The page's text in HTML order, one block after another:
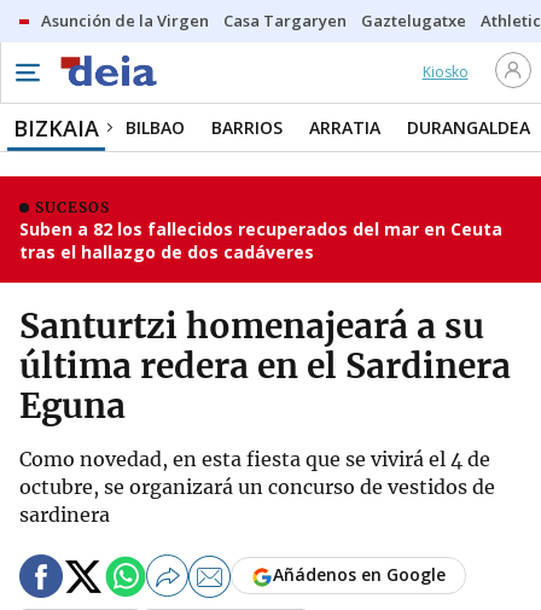
Asunción de la Virgen Casa Targaryen Gaztelugatxe Athletic
Kiosko
BIZKAIA BILBAO BARRIOS ARRATIA DURANGALDEA
SUCESOS
Suben a 82 los fallecidos recuperados del mar en Ceuta
tras el hallazgo de dos cadáveres
Santurtzi homenajeará a su
última redera en el Sardinera
Eguna
Como novedad, en esta fiesta que se vivirá el 4 de
octubre, se organizará un concurso de vestidos de
sardinera
Añádenos en Google